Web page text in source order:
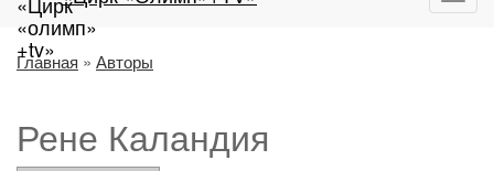
меню
Главная » Авторы
Рене Каландия